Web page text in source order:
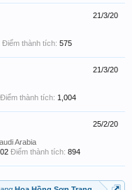
21/3/20
Điểm thành tích: 575
21/3/20
Điểm thành tích: 1,004
25/2/20
Arabia
Điểm thành tích: 894